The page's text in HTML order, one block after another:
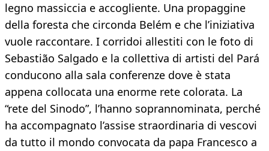
legno massiccia e accogliente. Una propaggine
della foresta che circonda Belém e che l’iniziativa
vuole raccontare. I corridoi allestiti con le foto di
Sebastião Salgado e la collettiva di artisti del Pará
conducono alla sala conferenze dove è stata
appena collocata una enorme rete colorata. La
“rete del Sinodo”, l’hanno soprannominata, perché
ha accompagnato l’assise straordinaria di vescovi
da tutto il mondo convocata da papa Francesco a